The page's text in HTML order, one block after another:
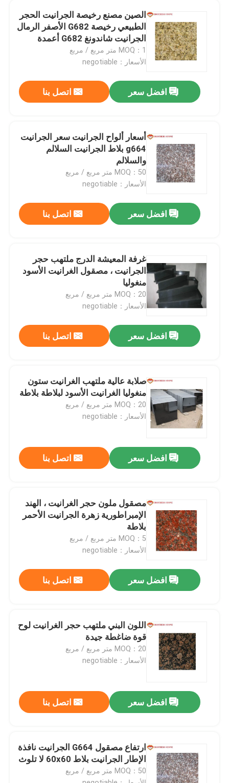
المنتجات
حولنا
جولة في المصنع
اتصل بنا
القضايا
اطلب اقتباس
ألواح الجرانيت الحجر
الصين مصنع رخيصة الجرانيت الحجر
الطبيعي رخيصة G682 الأصفر الرمال
الجرانيت شاندونغ G682 أعمدة
الغرانيت كونترتوب و Va
MOQ：1 متر مربع / مربع
الأسعار：negotiable
افضل سعر اتصل بنا
أسعار ألواح الجرانيت سعر الجرانيت
g664 بلاط الجرانيت السلالم
والسلالم
MOQ：50 متر مربع / مربع
الأسعار：negotiable
افضل سعر اتصل بنا
غرفة المعيشة الدرج ملتهب حجر
الجرانيت ، مصقول الغرانيت الأسود
منغوليا
MOQ：20 متر مربع / مربع
الأسعار：negotiable
افضل سعر اتصل بنا
صلابة عالية ملتهب الغرانيت ستون
منغوليا الغرانيت الأسود لبلاطة بلاطة
MOQ：20 متر مربع / مربع
الأسعار：negotiable
افضل سعر اتصل بنا
مصقول ملون حجر الغرانيت ، الهند
الإمبراطورية زهرة الجرانيت الأحمر
بلاطة
MOQ：5 متر مربع / مربع
الأسعار：negotiable
افضل سعر اتصل بنا
اللون البني ملتهب حجر الغرانيت لوح
قوة ضاغطة جيدة
MOQ：20 متر مربع / مربع
الأسعار：negotiable
افضل سعر اتصل بنا
ارتفاع مصقول G664 الجرانيت نافذة
الإطار الجرانيت بلاط 60x60 لا تلوث
MOQ：50 متر مربع / مربع